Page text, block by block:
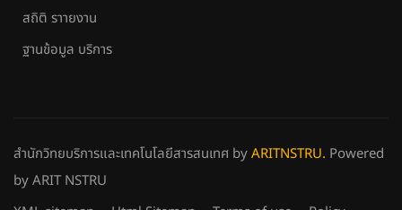
สถิติ ราายงาน
ฐานข้อมูล บริการ
สำนักวิทยบริการและเทคโนโลยีสารสนเทศ byARITNSTRU. Powered
by ARIT NSTRU